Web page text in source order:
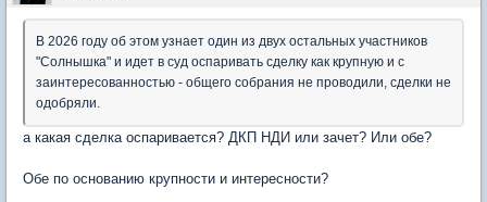
В 2026 году об этом узнает один из двух остальных участников
"Солнышка" и идет в суд оспаривать сделку как крупную и с
заинтересованностью - общего собрания не проводили, сделки не
одобряли.
а какая сделка оспаривается? ДКП НДИ или зачет? Или обе?
Обе по основанию крупности и интересности?